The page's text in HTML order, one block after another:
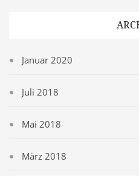
Januar 2020
Juli 2018
Mai 2018
März 2018